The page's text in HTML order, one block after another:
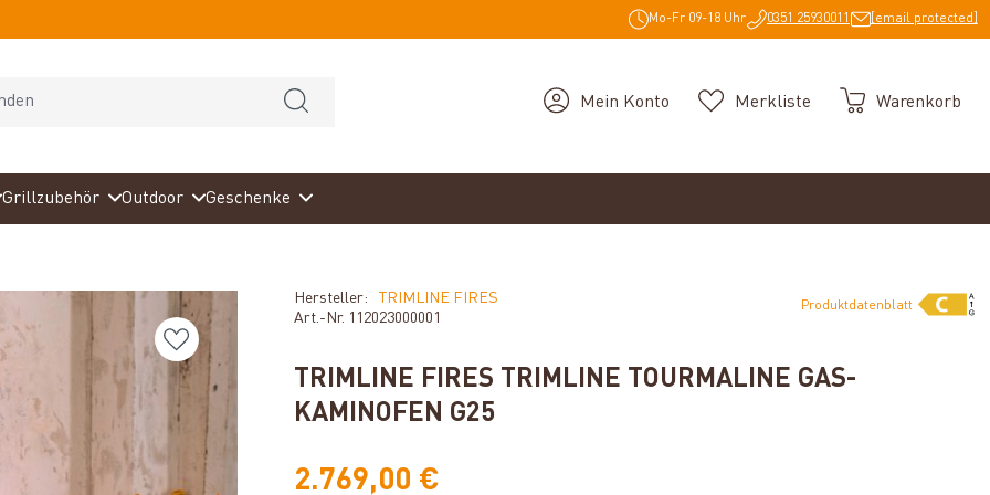
Mo-Fr 09-18 Uhr 0351 25930011 [email protected]
Mein Konto Merkliste Warenkorb
Grillzubehör Outdoor Geschenke
Hersteller:
TRIMLINE FIRES
Art.-Nr. 112023000001
Produktdatenblatt
TRIMLINE FIRES TRIMLINE TOURMALINE GAS-
KAMINOFEN G25
2.769,00 €